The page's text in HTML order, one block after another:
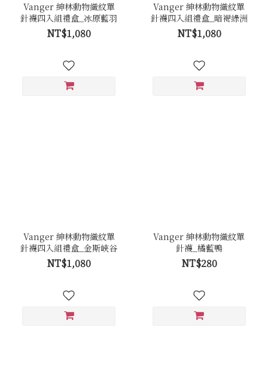
Vanger 紳林動物織紋單
針襪四入組禮盒_冰原藍羽
NT$1,080
Vanger 紳林動物織紋單
針襪四入組禮盒_暗褐綠洲
NT$1,080
Vanger 紳林動物織紋單
針襪四入組禮盒_金斯峽谷
NT$1,080
Vanger 紳林動物織紋單
針襪_橘藍鴨
NT$280